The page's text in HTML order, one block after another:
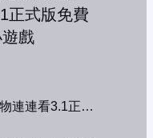
寵物連連看3.1正式版